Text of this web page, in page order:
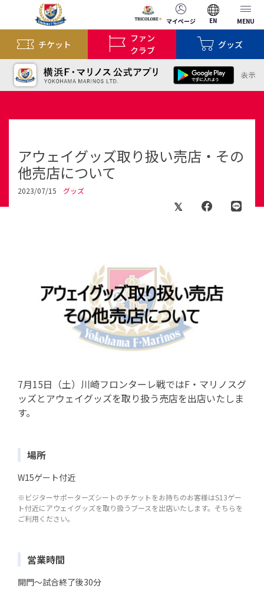
マイページ EN MENU
チケット
ファン
クラブ
グッズ
アウェイグッズ取り扱い売店・その
他売店について
2023/07/15 グッズ
7月15日（土）川崎フロンターレ戦ではF・マリノスグ
ッズとアウェイグッズを取り扱う売店を出店いたしま
す。
場所
W15ゲート付近
※ビジターサポーターズシートのチケットをお持ちのお客様はS13ゲー
ト付近にアウェイグッズを取り扱うブースを出店いたします。そちらを
ご利用ください。
営業時間
開門～試合終了後30分